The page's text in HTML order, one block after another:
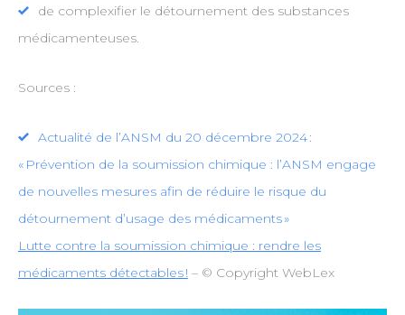
de complexifier le détournement des substances
médicamenteuses.
Sources :
Actualité de l’ANSM du 20 décembre 2024 :
« Prévention de la soumission chimique : l’ANSM engage
de nouvelles mesures afin de réduire le risque du
détournement d’usage des médicaments »
Lutte contre la soumission chimique : rendre les
médicaments détectables !– © Copyright WebLex